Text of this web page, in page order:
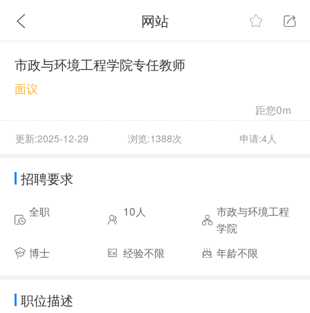
网站
市政与环境工程学院专任教师
距您0m
面议
更新:2025-12-29 浏览:1388次 申请:4人
招聘要求
全职 10人
市政与环境工程
学院
博士
经验不限 年龄不限
职位描述